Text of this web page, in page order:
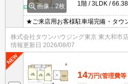
画像：2枚
1階
3LDK
★ご来店用お客様駐車場完備・タウ
株式会社タウンハウジング東京 東大和市
情報更新日 2026/08/07
14万円(管理費等